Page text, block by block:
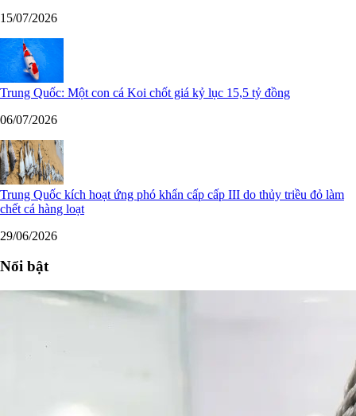
15/07/2026
Trung Quốc: Một con cá Koi chốt giá kỷ lục 15,5 tỷ đồng
06/07/2026
Trung Quốc kích hoạt ứng phó khẩn cấp cấp III do thủy triều đỏ làm
chết cá hàng loạt
29/06/2026
Nổi bật